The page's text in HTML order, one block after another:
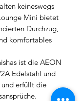
keineswegs
Mini bietet
Durchzug,
komfortables
ist die AEON
Edelstahl und
erfüllt die